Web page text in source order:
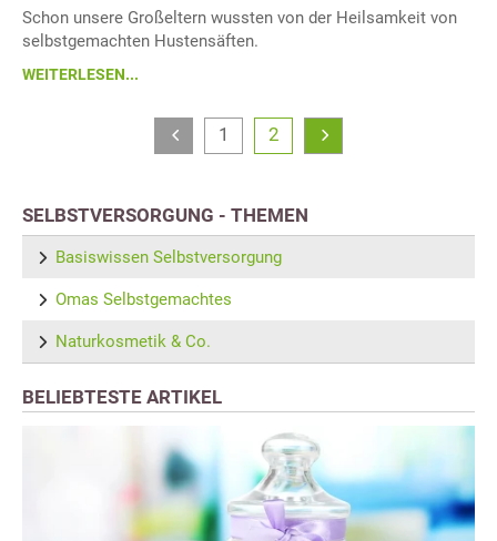
Schon unsere Großeltern wussten von der Heilsamkeit von
selbstgemachten Hustensäften.
WEITERLESEN...
1 2
SELBSTVERSORGUNG - THEMEN
Basiswissen Selbstversorgung
Omas Selbstgemachtes
Naturkosmetik & Co.
BELIEBTESTE ARTIKEL